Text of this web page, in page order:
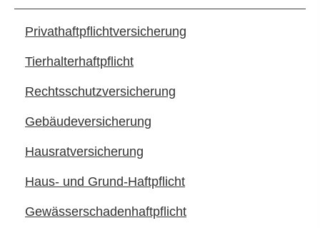
Privathaftpflichtversicherung
Tierhalterhaftpflicht
Rechts­schutz­ver­si­che­rung
Ge­bäude­ver­si­che­rung
Haus­rat­ver­si­che­rung
Haus- und Grund-Haft­pflicht
Gewässerschadenhaftpflicht